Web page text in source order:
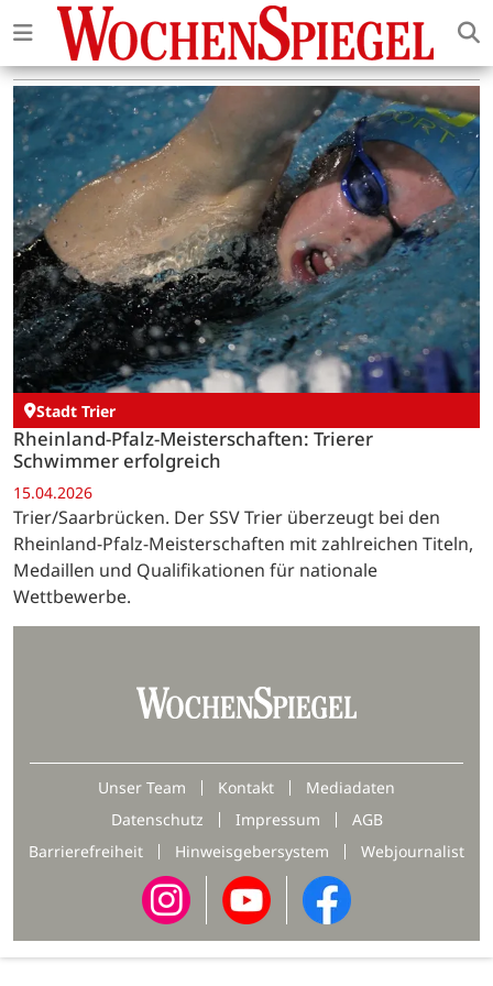
Stadt Trier
Rheinland-Pfalz-Meisterschaften: Trierer
Schwimmer erfolgreich
15.04.2026
Trier/Saarbrücken. Der SSV Trier überzeugt bei den
Rheinland-Pfalz-Meisterschaften mit zahlreichen Titeln,
Medaillen und Qualifikationen für nationale
Wettbewerbe.
Unser Team Kontakt
Mediadaten
Datenschutz
Impressum
AGB
Barrierefreiheit
Hinweisgebersystem Webjournalist